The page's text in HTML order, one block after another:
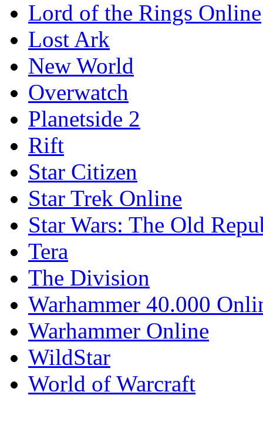
Lord of the Rings Online
Lost Ark
New World
Overwatch
Planetside 2
Rift
Star Citizen
Star Trek Online
Star Wars: The Old
Tera
The Division
Warhammer 40.000
Warhammer Online
WildStar
World of Warcraft